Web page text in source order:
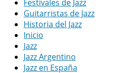
Festivales de Jazz
Guitarristas de Jazz
Historia del Jazz
Inicio
Jazz
Jazz Argentino
Jazz en España